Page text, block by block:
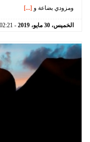
ومزودي بضاعة و [...]
الخميس، 30 مايو، 2019
-
02:21